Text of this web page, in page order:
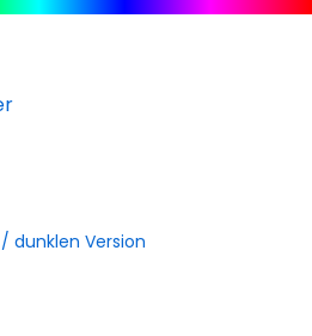
dunklen Version